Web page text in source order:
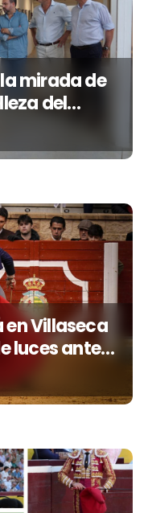
mirada de
del
Villaseca
luces ante